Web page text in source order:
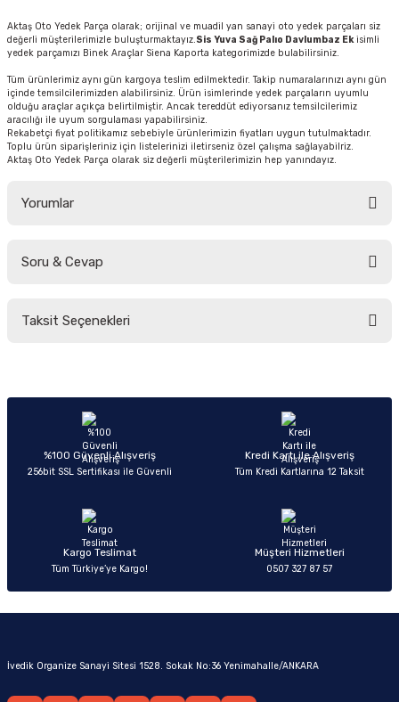
Aktaş Oto Yedek Parça olarak; orijinal ve muadil yan sanayi oto yedek parçaları siz
değerli müşterilerimizle buluşturmaktayız.Sis Yuva Sağ Palıo Davlumbaz Ekisimli
yedek parçamızı Binek Araçlar Siena Kaporta kategorimizde bulabilirsiniz.
Tüm ürünlerimiz aynı gün kargoya teslim edilmektedir. Takip numaralarınızı aynı gün
içinde temsilcilerimizden alabilirsiniz. Ürün isimlerinde yedek parçaların uyumlu
olduğu araçlar açıkça belirtilmiştir. Ancak tereddüt ediyorsanız temsilcilerimiz
aracılığı ile uyum sorgulaması yapabilirsiniz.
Rekabetçi fiyat politikamız sebebiyle ürünlerimizin fiyatları uygun tutulmaktadır.
Toplu ürün siparişleriniz için listelerinizi iletirseniz özel çalışma sağlayabilriz.
Aktaş Oto Yedek Parça olarak siz değerli müşterilerimizin hep yanındayız.
Yorumlar
Soru & Cevap
Taksit Seçenekleri
%100 Güvenli Alışveriş
256bit SSL Sertifikası ile Güvenli
Kredi Kartı ile Alışveriş
Tüm Kredi Kartlarına 12 Taksit
Kargo Teslimat
Tüm Türkiye’ye Kargo!
Müşteri Hizmetleri
0507 327 87 57
İvedik Organize Sanayi Sitesi 1528. Sokak No:36 Yenimahalle/ANKARA